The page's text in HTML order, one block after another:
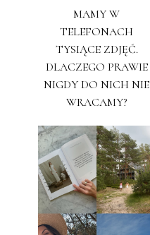
MAMY W
TELEFONACH
TYSIĄCE ZDJĘĆ.
DLACZEGO PRAWIE
NIGDY DO NICH NIE
WRACAMY?